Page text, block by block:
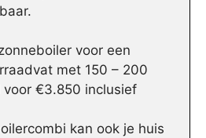
voor een
met 150 – 200
voor €3.850 inclusief
kan ook je huis